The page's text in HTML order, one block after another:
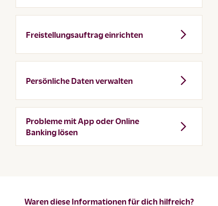
Freistellungsauftrag einrichten
Persönliche Daten verwalten
Probleme mit App oder Online
Banking lösen
Waren diese Informationen für dich hilfreich?